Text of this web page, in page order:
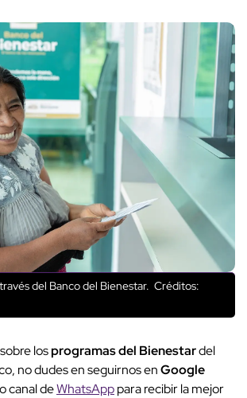
del Banco del Bienestar. Créditos:
losprogramas del Bienestardel
no dudes en seguirnos enGoogle
canal deWhatsApppara recibir la mejor